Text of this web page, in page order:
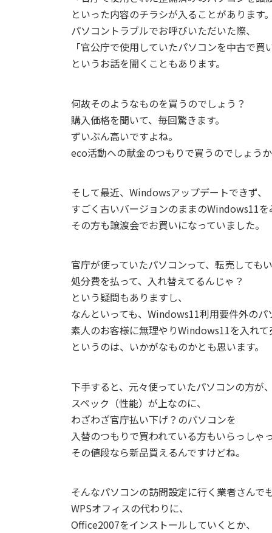
といった内容のチラシが入ることがあります。
パソコントラブルでお呼びいただいた際、
「官公庁で使用していたパソコンを中古で買
というお話を聞くこともあります。
何故そのようなものを買うのでしょう？
購入価格を聞いて、毎回驚きます。
ずいぶん高いですよね。
eco活動への献金のつもりで買うのでしょうか
そして最近、Windowsアップデートできず、
すごく古いバージョンのままのWindows11を
その方も譲渡会でお買いになっていました。
官庁が使っていたパソコンって、転売しても
処分費を払って、入れ替えてるんじゃ？
という疑問もありますし、
なんといっても、Windows11利用要件外のパ
素人のお客様に無理やりWindows11を入れて
というのは、いかがなものかとも思います。
下手すると、元々使っていたパソコンの方が、
スペック（性能）が上なのに、
わざわざ官庁払い下げ？のパソコンを
入替のつもりで買われている方もいらっしゃっ
その値段なら新品買えるんですけどね。
そんなパソコンの訪問設定に行く業者さんでも
WPSオフィスの代わりに、
Office2007をインストールしていくとか、